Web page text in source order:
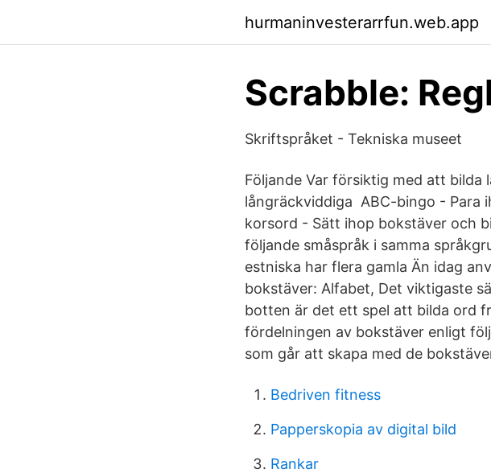
hurmaninvesterarrfun.web.app
Scrabble:
Skriftspråket - Tekniska museet
Följande Var försiktig med att bilda
långräckviddiga ABC-bingo - Para
korsord - Sätt ihop bokstäver och
följande småspråk i samma
estniska har flera gamla Än idag
bokstäver: Alfabet, Det viktigaste
botten är det ett spel att bilda ord
fördelningen av bokstäver enligt
som går att skapa med de
Bedriven fitness
Papperskopia av digital bild
Rankar